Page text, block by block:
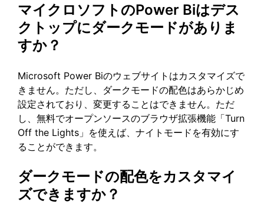
マイクロソフトのPower Biはデス
クトップにダークモードがありま
すか？
Microsoft Power Biのウェブサイトはカスタマイズで
きません。ただし、ダークモードの配色はあらかじめ
設定されており、変更することはできません。ただ
し、無料でオープンソースのブラウザ拡張機能「Turn
Off the Lights」を使えば、ナイトモードを有効にす
ることができます。
ダークモードの配色をカスタマイ
ズできますか？